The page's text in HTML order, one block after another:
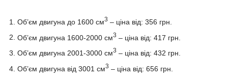
Об’єм двигуна до 1600 см3 – ціна від: 356 грн.
Об’єм двигуна 1600-2000 см3 – ціна від: 417 грн.
Об’єм двигуна 2001-3000 см3 – ціна від: 432 грн.
Об’єм двигуна від 3001 см3 – ціна від: 656 грн.